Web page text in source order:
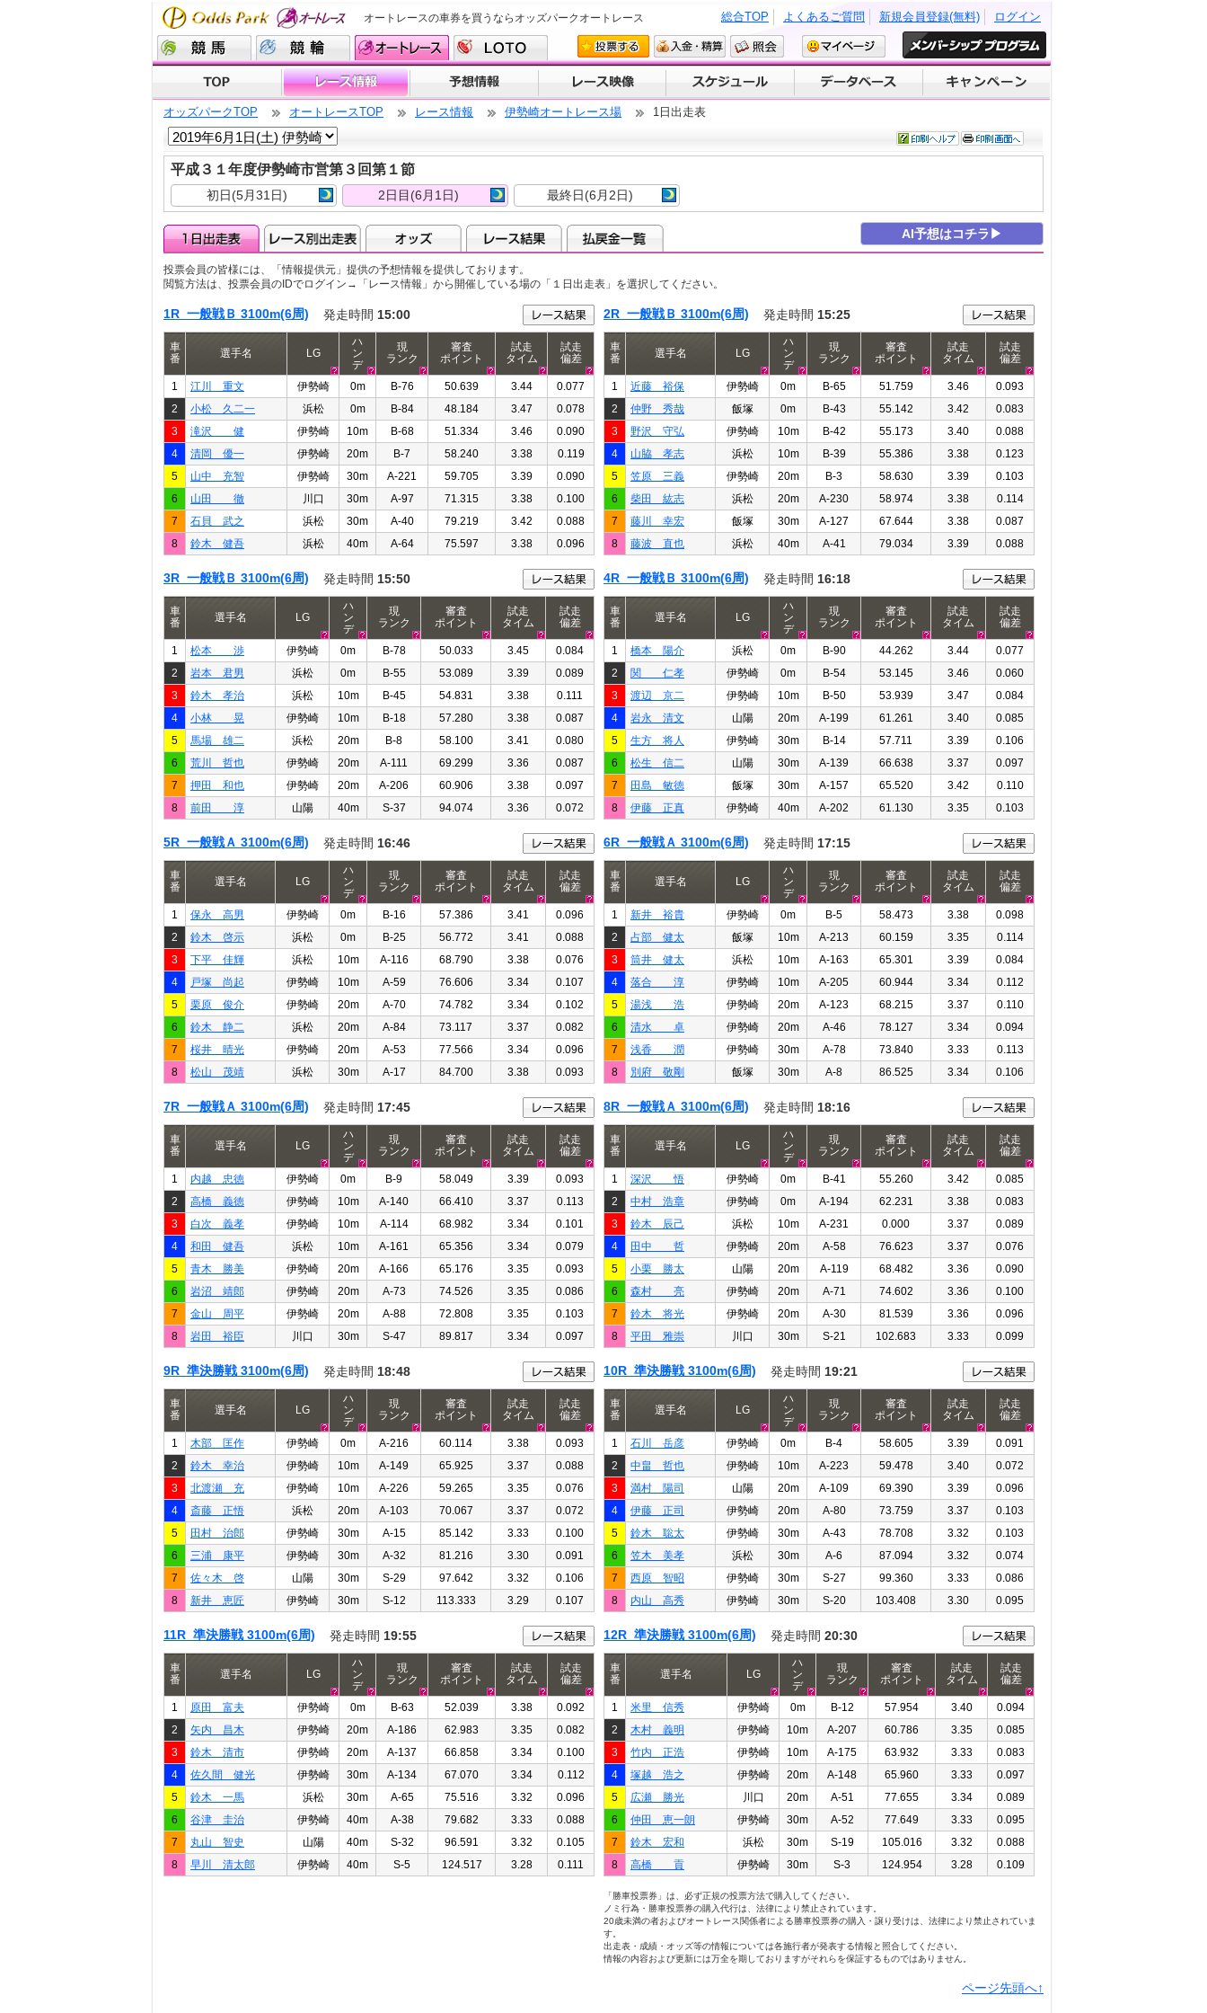
オートレースの車券を買うならオッズパークオートレース ログイン
新規会員登録(無料)
よくあるご質問
総合TOP
オッズパークTOP オートレースTOP レース情報 伊勢崎オートレース場 1日出走表
平成３１年度伊勢崎市営第３回第１節
初日(5月31日) 2日目(6月1日) 最終日(6月2日)
AI予想はコチラ▶
投票会員の皆様には、「情報提供元」提供の予想情報を提供しております。
閲覧方法は、投票会員のIDでログイン→「レース情報」から開催している場の「１日出走表」を選択してください。
1R 一般戦Ｂ 3100m(6周) 発走時間 15:00
車
番
選手名 LG
ハ
ン
デ
現
ランク
審査
ポイント
試走
タイム
試走
偏差
1 江川 重文 伊勢崎 0m B-76 50.639 3.44 0.077
2 小松 久二一 浜松 0m B-84 48.184 3.47 0.078
3 滝沢 健 伊勢崎 10m B-68 51.334 3.46 0.090
4 清岡 優一 伊勢崎 20m B-7 58.240 3.38 0.119
5 山中 充智 伊勢崎 30m A-221 59.705 3.39 0.090
6 山田 徹 川口 30m A-97 71.315 3.38 0.100
7 石貝 武之 浜松 30m A-40 79.219 3.42 0.088
8 鈴木 健吾 浜松 40m A-64 75.597 3.38 0.096
2R 一般戦Ｂ 3100m(6周) 発走時間 15:25
車
番
選手名 LG
ハ
ン
デ
現
ランク
審査
ポイント
試走
タイム
試走
偏差
1 近藤 裕保 伊勢崎 0m B-65 51.759 3.46 0.093
2 仲野 秀哉 飯塚 0m B-43 55.142 3.42 0.083
3 野沢 守弘 伊勢崎 10m B-42 55.173 3.40 0.088
4 山脇 孝志 浜松 10m B-39 55.386 3.38 0.123
5 笠原 三義 伊勢崎 20m B-3 58.630 3.39 0.103
6 柴田 紘志 浜松 20m A-230 58.974 3.38 0.114
7 藤川 幸宏 飯塚 30m A-127 67.644 3.38 0.087
8 藤波 直也 浜松 40m A-41 79.034 3.39 0.088
3R 一般戦Ｂ 3100m(6周) 発走時間 15:50
車
番
選手名 LG
ハ
ン
デ
現
ランク
審査
ポイント
試走
タイム
試走
偏差
1 松本 渉 伊勢崎 0m B-78 50.033 3.45 0.084
2 岩本 君男 浜松 0m B-55 53.089 3.39 0.089
3 鈴木 孝治 浜松 10m B-45 54.831 3.38 0.111
4 小林 晃 伊勢崎 10m B-18 57.280 3.38 0.087
5 馬場 雄二 浜松 20m B-8 58.100 3.41 0.080
6 荒川 哲也 伊勢崎 20m A-111 69.299 3.36 0.087
7 押田 和也 伊勢崎 20m A-206 60.906 3.38 0.097
8 前田 淳 山陽 40m S-37 94.074 3.36 0.072
4R 一般戦Ｂ 3100m(6周) 発走時間 16:18
車
番
選手名 LG
ハ
ン
デ
現
ランク
審査
ポイント
試走
タイム
試走
偏差
1 橋本 陽介 浜松 0m B-90 44.262 3.44 0.077
2 関 仁孝 伊勢崎 0m B-54 53.145 3.46 0.060
3 渡辺 京二 伊勢崎 10m B-50 53.939 3.47 0.084
4 岩永 清文 山陽 20m A-199 61.261 3.40 0.085
5 生方 将人 伊勢崎 30m B-14 57.711 3.39 0.106
6 松生 信二 山陽 30m A-139 66.638 3.37 0.097
7 田島 敏徳 飯塚 30m A-157 65.520 3.42 0.110
8 伊藤 正真 伊勢崎 40m A-202 61.130 3.35 0.103
5R 一般戦Ａ 3100m(6周) 発走時間 16:46
車
番
選手名 LG
ハ
ン
デ
現
ランク
審査
ポイント
試走
タイム
試走
偏差
1 保永 高男 伊勢崎 0m B-16 57.386 3.41 0.096
2 鈴木 啓示 浜松 0m B-25 56.772 3.41 0.088
3 下平 佳輝 浜松 10m A-116 68.790 3.38 0.076
4 戸塚 尚起 伊勢崎 10m A-59 76.606 3.34 0.107
5 栗原 俊介 伊勢崎 20m A-70 74.782 3.34 0.102
6 鈴木 静二 浜松 20m A-84 73.117 3.37 0.082
7 桜井 晴光 伊勢崎 20m A-53 77.566 3.34 0.096
8 松山 茂靖 浜松 30m A-17 84.700 3.38 0.093
6R 一般戦Ａ 3100m(6周) 発走時間 17:15
車
番
選手名 LG
ハ
ン
デ
現
ランク
審査
ポイント
試走
タイム
試走
偏差
1 新井 裕貴 伊勢崎 0m B-5 58.473 3.38 0.098
2 占部 健太 飯塚 10m A-213 60.159 3.35 0.114
3 筒井 健太 浜松 10m A-163 65.301 3.39 0.084
4 落合 淳 伊勢崎 10m A-205 60.944 3.34 0.112
5 湯浅 浩 伊勢崎 20m A-123 68.215 3.37 0.110
6 清水 卓 伊勢崎 20m A-46 78.127 3.34 0.094
7 浅香 潤 伊勢崎 30m A-78 73.840 3.33 0.113
8 別府 敬剛 飯塚 30m A-8 86.525 3.34 0.106
7R 一般戦Ａ 3100m(6周) 発走時間 17:45
車
番
選手名 LG
ハ
ン
デ
現
ランク
審査
ポイント
試走
タイム
試走
偏差
1 内越 忠徳 伊勢崎 0m B-9 58.049 3.39 0.093
2 高橋 義徳 伊勢崎 10m A-140 66.410 3.37 0.113
3 白次 義孝 伊勢崎 10m A-114 68.982 3.34 0.101
4 和田 健吾 浜松 10m A-161 65.356 3.34 0.079
5 青木 勝美 伊勢崎 20m A-166 65.176 3.35 0.093
6 岩沼 靖郎 伊勢崎 20m A-73 74.526 3.35 0.086
7 金山 周平 伊勢崎 20m A-88 72.808 3.35 0.103
8 岩田 裕臣 川口 30m S-47 89.817 3.34 0.097
8R 一般戦Ａ 3100m(6周) 発走時間 18:16
車
番
選手名 LG
ハ
ン
デ
現
ランク
審査
ポイント
試走
タイム
試走
偏差
1 深沢 悟 伊勢崎 0m B-41 55.260 3.42 0.085
2 中村 浩章 伊勢崎 0m A-194 62.231 3.38 0.083
3 鈴木 辰己 浜松 10m A-231 0.000 3.37 0.089
4 田中 哲 伊勢崎 20m A-58 76.623 3.37 0.076
5 小栗 勝太 山陽 20m A-119 68.482 3.36 0.090
6 森村 亮 伊勢崎 20m A-71 74.602 3.36 0.100
7 鈴木 将光 伊勢崎 20m A-30 81.539 3.36 0.096
8 平田 雅崇 川口 30m S-21 102.683 3.33 0.099
9R 準決勝戦 3100m(6周) 発走時間 18:48
車
番
選手名 LG
ハ
ン
デ
現
ランク
審査
ポイント
試走
タイム
試走
偏差
1 木部 匡作 伊勢崎 0m A-216 60.114 3.38 0.093
2 鈴木 幸治 伊勢崎 10m A-149 65.925 3.37 0.088
3 北渡瀬 充 伊勢崎 10m A-226 59.265 3.35 0.076
4 斎藤 正悟 浜松 20m A-103 70.067 3.37 0.072
5 田村 治郎 伊勢崎 30m A-15 85.142 3.33 0.100
6 三浦 康平 伊勢崎 30m A-32 81.216 3.30 0.091
7 佐々木 啓 山陽 30m S-29 97.642 3.32 0.106
8 新井 恵匠 伊勢崎 30m S-12 113.333 3.29 0.107
10R 準決勝戦 3100m(6周) 発走時間 19:21
車
番
選手名 LG
ハ
ン
デ
現
ランク
審査
ポイント
試走
タイム
試走
偏差
1 石川 岳彦 伊勢崎 0m B-4 58.605 3.39 0.091
2 中畠 哲也 伊勢崎 10m A-223 59.478 3.40 0.072
3 満村 陽司 山陽 20m A-109 69.390 3.39 0.096
4 伊藤 正司 伊勢崎 20m A-80 73.759 3.37 0.103
5 鈴木 聡太 伊勢崎 30m A-43 78.708 3.32 0.103
6 笠木 美孝 浜松 30m A-6 87.094 3.32 0.074
7 西原 智昭 伊勢崎 30m S-27 99.360 3.33 0.086
8 内山 高秀 伊勢崎 30m S-20 103.408 3.30 0.095
11R 準決勝戦 3100m(6周) 発走時間 19:55
車
番
選手名 LG
ハ
ン
デ
現
ランク
審査
ポイント
試走
タイム
試走
偏差
1 原田 富夫 伊勢崎 0m B-63 52.039 3.38 0.092
2 矢内 昌木 伊勢崎 20m A-186 62.983 3.35 0.082
3 鈴木 清市 伊勢崎 20m A-137 66.858 3.34 0.100
4 佐久間 健光 伊勢崎 30m A-134 67.070 3.34 0.112
5 鈴木 一馬 浜松 30m A-65 75.516 3.32 0.096
6 谷津 圭治 伊勢崎 40m A-38 79.682 3.33 0.088
7 丸山 智史 山陽 40m S-32 96.591 3.32 0.105
8 早川 清太郎 伊勢崎 40m S-5 124.517 3.28 0.111
12R 準決勝戦 3100m(6周) 発走時間 20:30
車
番
選手名 LG
ハ
ン
デ
現
ランク
審査
ポイント
試走
タイム
試走
偏差
1 米里 信秀 伊勢崎 0m B-12 57.954 3.40 0.094
2 木村 義明 伊勢崎 10m A-207 60.786 3.35 0.085
3 竹内 正浩 伊勢崎 10m A-175 63.932 3.33 0.083
4 塚越 浩之 伊勢崎 20m A-148 65.960 3.33 0.097
5 広瀬 勝光 川口 20m A-51 77.655 3.34 0.089
6 仲田 恵一朗 伊勢崎 30m A-52 77.649 3.33 0.095
7 鈴木 宏和 浜松 30m S-19 105.016 3.32 0.088
8 高橋 貢 伊勢崎 30m S-3 124.954 3.28 0.109
「勝車投票券」は、必ず正規の投票方法で購入してください。
ノミ行為・勝車投票券の購入代行は、法律により禁止されています。
20歳未満の者およびオートレース関係者による勝車投票券の購入・譲り受けは、法律により禁止されていま
す。
出走表・成績・オッズ等の情報については各施行者が発表する情報と照合してください。
情報の内容および更新には万全を期しておりますがそれらを保証するものではありません。
ページ先頭へ↑